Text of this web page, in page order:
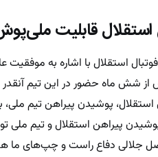
استقلال قابلیت
استقلال با اشاره به موفقیت
شش ماه حضور در این تیم آنقدر
پوشیدن پیراهن تیم ملی،
پیراهن استقلال و تیم ملی
جلالی دفاع راست و چپ‌های ما